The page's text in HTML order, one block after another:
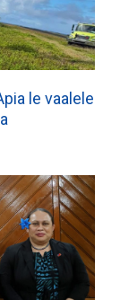
le vaalele